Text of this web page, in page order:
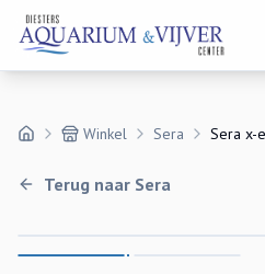
Winkel Sera Sera x-
Terug naar Sera